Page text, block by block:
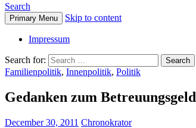
Search
Primary Menu Skip to content
Impressum
Search for:
Familienpolitik, Innenpolitik, Politik
Gedanken zum Betreuungsgeld
December 30, 2011 Chronokrator